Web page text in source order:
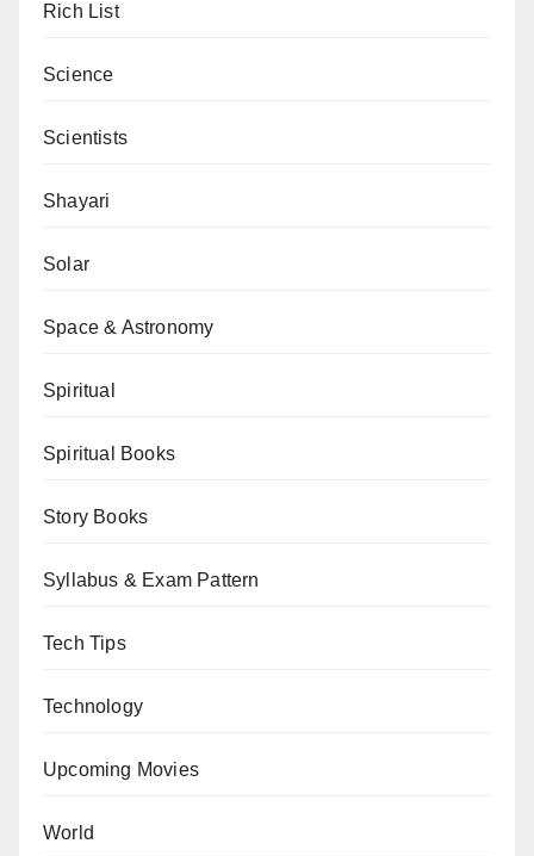
Rich List
Science
Scientists
Shayari
Solar
Space & Astronomy
Spiritual
Spiritual Books
Story Books
Syllabus & Exam Pattern
Tech Tips
Technology
Upcoming Movies
World